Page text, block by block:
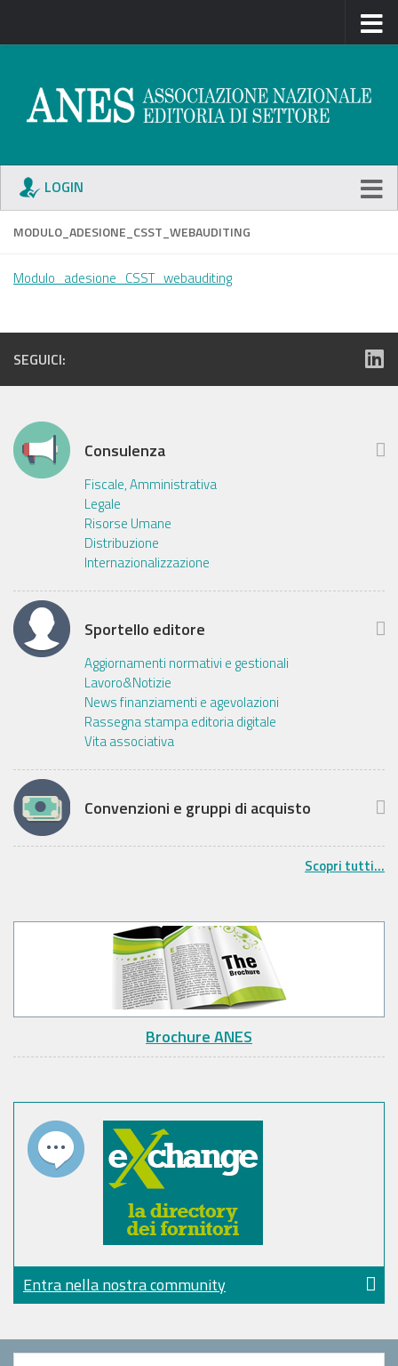
LOGIN
MODULO_ADESIONE_CSST_WEBAUDITING
Modulo_adesione_CSST_webauditing
SEGUICI:
Consulenza
Fiscale, Amministrativa
Legale
Risorse Umane
Distribuzione
Internazionalizzazione
Sportello editore
Aggiornamenti normativi e gestionali
Lavoro&Notizie
News finanziamenti e agevolazioni
Rassegna stampa editoria digitale
Vita associativa
Convenzioni e gruppi di acquisto
Scopri tutti...
Brochure ANES
Entra nella nostra community